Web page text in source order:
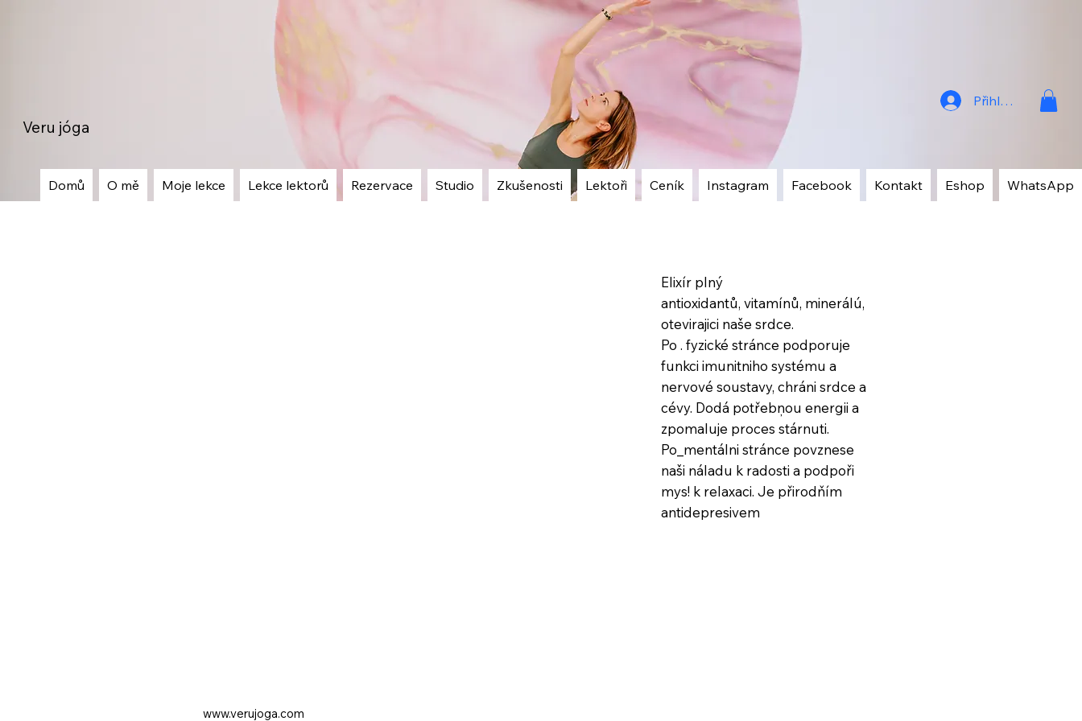
Veru jóga
Domů O mě Moje lekce Lekce lektorů Rezervace Studio Zkušenosti Lektoři Ceník Instagram Facebook Kontakt Eshop WhatsApp
Přihlásit
Elixír plný
antioxidantů, vitamínů, minerálú,
otevirajici naše srdce.
Po . fyzické stránce podporuje
funkci imunitniho systému a
nervové soustavy, chráni srdce a
cévy. Dodá potřebņou energii a
zpomaluje proces stárnuti.
Po_mentálni stránce povznese
naši náladu k radosti a podpoři
mys! k relaxaci. Je přirodňím
antidepresivem
www.verujoga.com